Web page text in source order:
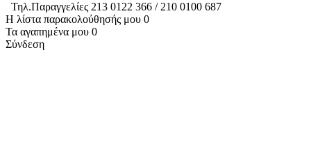
Τηλ.Παραγγελίες 213 0122 366 / 210 0100 687
Η λίστα παρακολούθησής μου 0
Τα αγαπημένα μου 0
Σύνδεση